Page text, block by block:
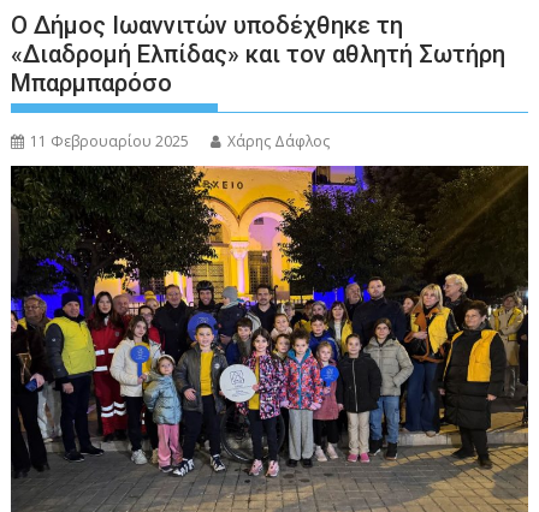
Ο Δήμος Ιωαννιτών υποδέχθηκε τη
«Διαδρομή Ελπίδας» και τον αθλητή Σωτήρη
Μπαρμπαρόσο
11 Φεβρουαρίου 2025 Χάρης Δάφλος